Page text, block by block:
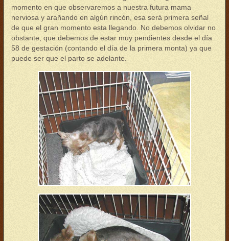
momento en que observaremos a nuestra futura mama
nerviosa y arañando en algún rincón, esa será primera señal
de que el gran momento esta llegando. No debemos olvidar no
obstante, que debemos de estar muy pendientes desde el día
58 de gestación (contando el día de la primera monta) ya que
puede ser que el parto se adelante.
parto03.jpg
parto04.jpg